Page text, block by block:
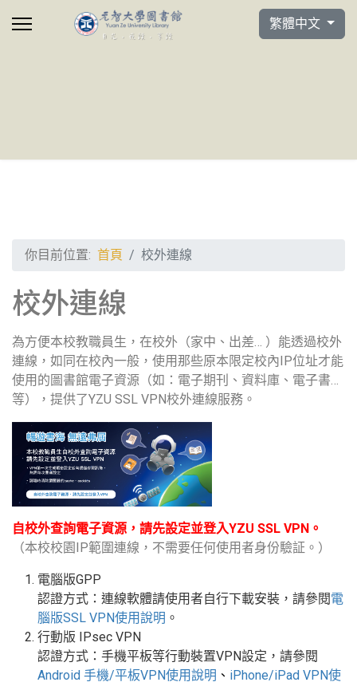
選擇你的語言
繁體中文
你目前位置: 首頁 校外連線
校外連線
為方便本校教職員生，在校外（家中、出差… ）能透過校外
連線，如同在校內一般，使用那些原本限定校內IP位址才能
使用的圖書館電子資源（如：電子期刊、資料庫、電子書…
等），提供了YZU SSL VPN校外連線服務。
自校外查詢電子資源，請先設定並登入YZU SSL VPN。
（本校校園IP範圍連線，不需要任何使用者身份驗証。）
電腦版GPP
認證方式：連線軟體請使用者自行下載安裝，請參閱電
腦版SSL VPN使用說明 。
行動版
IPsec VPN
認證方式：手機平板等行動裝置VPN設定 ，請參閱
Android 手機/平板VPN使用說明 、 iPhone/iPad VPN使